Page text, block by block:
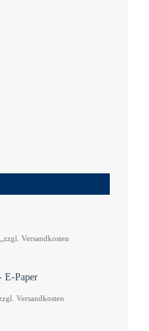
Versandkosten
E-Paper
Versandkosten